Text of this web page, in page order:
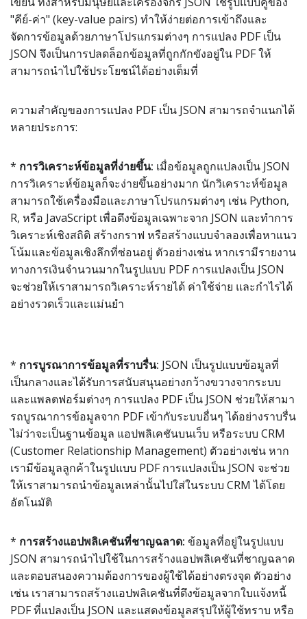
"คีย์-ค่า" (key-value pairs) ทำให้ง่ายต่อการเข้าถึงและ
จัดการข้อมูลด้วยภาษาโปรแกรมต่างๆ การแปลง PDF เป็น
JSON จึงเป็นการปลดล็อกข้อมูลที่ถูกกักขังอยู่ใน PDF ให้
สามารถนำไปใช้ประโยชน์ได้อย่างเต็มที่
ความสำคัญของการแปลง PDF เป็น JSON สามารถจำแนกได้
หลายประการ:
* การวิเคราะห์ข้อมูลที่ง่ายขึ้น: เมื่อข้อมูลถูกแปลงเป็น JSON
การวิเคราะห์ข้อมูลก็จะง่ายขึ้นอย่างมาก นักวิเคราะห์ข้อมูล
สามารถใช้เครื่องมือและภาษาโปรแกรมต่างๆ เช่น Python,
R, หรือ JavaScript เพื่อดึงข้อมูลเฉพาะจาก JSON และทำการ
วิเคราะห์เชิงสถิติ สร้างกราฟ หรือสร้างแบบจำลองเพื่อหาแนว
โน้มและข้อมูลเชิงลึกที่ซ่อนอยู่ ตัวอย่างเช่น หากเรามีรายงาน
ทางการเงินจำนวนมากในรูปแบบ PDF การแปลงเป็น JSON
จะช่วยให้เราสามารถวิเคราะห์รายได้ ค่าใช้จ่าย และกำไรได้
อย่างรวดเร็วและแม่นยำ
* การบูรณาการข้อมูลที่ราบรื่น: JSON เป็นรูปแบบข้อมูลที่
เป็นกลางและได้รับการสนับสนุนอย่างกว้างขวางจากระบบ
และแพลตฟอร์มต่างๆ การแปลง PDF เป็น JSON ช่วยให้สามา
รถบูรณาการข้อมูลจาก PDF เข้ากับระบบอื่นๆ ได้อย่างราบรื่น
ไม่ว่าจะเป็นฐานข้อมูล แอปพลิเคชันบนเว็บ หรือระบบ CRM
(Customer Relationship Management) ตัวอย่างเช่น หาก
เรามีข้อมูลลูกค้าในรูปแบบ PDF การแปลงเป็น JSON จะช่วย
ให้เราสามารถนำข้อมูลเหล่านั้นไปใส่ในระบบ CRM ได้โดย
อัตโนมัติ
* การสร้างแอปพลิเคชันที่ชาญฉลาด: ข้อมูลที่อยู่ในรูปแบบ
JSON สามารถนำไปใช้ในการสร้างแอปพลิเคชันที่ชาญฉลาด
และตอบสนองความต้องการของผู้ใช้ได้อย่างตรงจุด ตัวอย่าง
เช่น เราสามารถสร้างแอปพลิเคชันที่ดึงข้อมูลจากใบแจ้งหนี้
PDF ที่แปลงเป็น JSON และแสดงข้อมูลสรุปให้ผู้ใช้ทราบ หรือ